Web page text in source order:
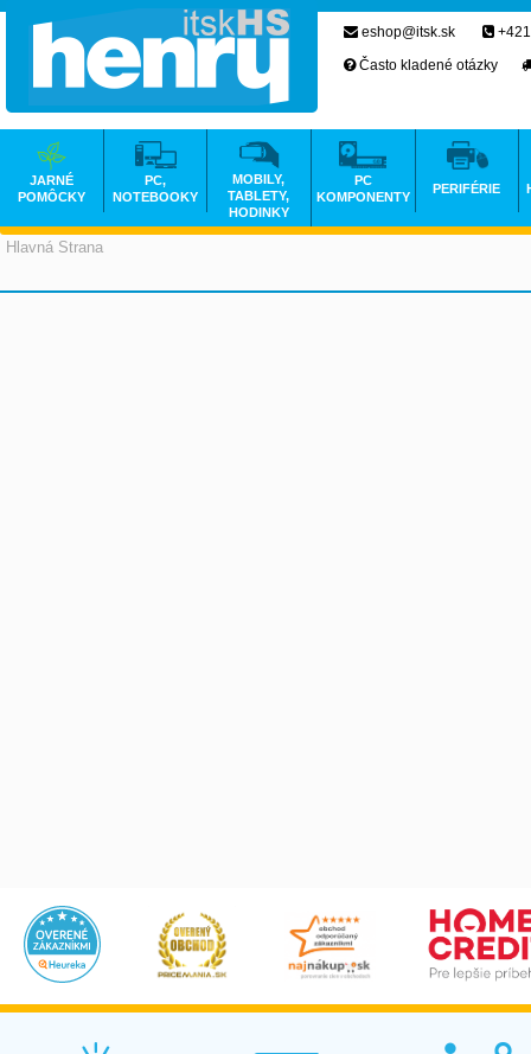
Hlavná Strana
eshop@itsk.sk
Často kladené otázky
JARNÉ
POMÔCKY
PC,
NOTEBOOKY
MOBILY,
TABLETY,
HODINKY
PC
KOMPONENTY
PERIFÉRIE